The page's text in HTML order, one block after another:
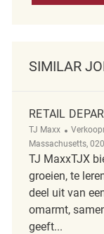
SIMILAR
RETAIL
TJ Maxx
Massachusetts,
TJ MaxxTJX
groeien, te
deel uit van
omarmt,
geeft...